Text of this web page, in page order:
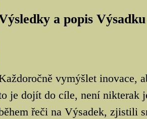
a popis Výsadku
vymýšlet inovace,
je dojít do cíle, není nikterak
řeči na Výsadek, zjistili